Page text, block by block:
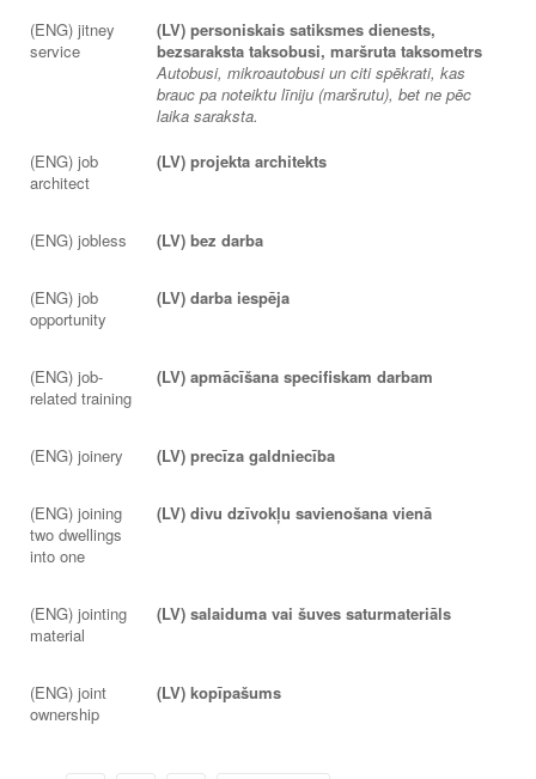
(ENG) jitney
service
(LV) personiskais satiksmes dienests,
bezsaraksta taksobusi, maršruta taksometrs
Autobusi, mikroautobusi un citi spēkrati, kas
brauc pa noteiktu līniju (maršrutu), bet ne pēc
laika saraksta.
(ENG) job
architect
(LV) projekta architekts
(ENG) jobless (LV) bez darba
(ENG) job
opportunity
(LV) darba iespēja
(ENG) job-
related training
(LV) apmācīšana specifiskam darbam
(ENG) joinery (LV) precīza galdniecība
(ENG) joining
two dwellings
into one
(LV) divu dzīvokļu savienošana vienā
(ENG) jointing
material
(LV) salaiduma vai šuves saturmateriāls
(ENG) joint
ownership
(LV) kopīpašums